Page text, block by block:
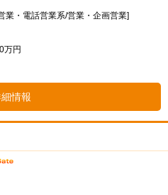
業・電話営業系/営業・企画営業]
万円
情報